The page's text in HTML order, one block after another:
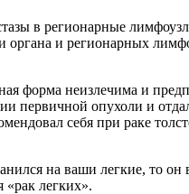
в регионарные
и регионарных
форма неизлечима и
первичной опухоли и
себя при раке
на ваши легкие, то он
«рак легких».